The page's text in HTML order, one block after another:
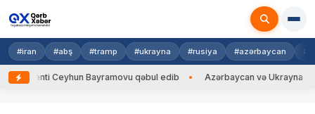
#iran #abş #tramp #ukrayna #rusiya #azərbaycan
Ceyhun Bayramovu qəbul edib Azərbaycan və Ukrayna XİN